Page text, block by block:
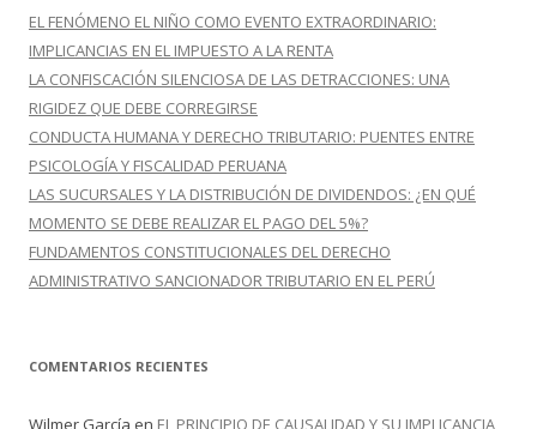
r
:
EL FENÓMENO EL NIÑO COMO EVENTO EXTRAORDINARIO:
IMPLICANCIAS EN EL IMPUESTO A LA RENTA
LA CONFISCACIÓN SILENCIOSA DE LAS DETRACCIONES: UNA
RIGIDEZ QUE DEBE CORREGIRSE
CONDUCTA HUMANA Y DERECHO TRIBUTARIO: PUENTES ENTRE
PSICOLOGÍA Y FISCALIDAD PERUANA
LAS SUCURSALES Y LA DISTRIBUCIÓN DE DIVIDENDOS: ¿EN QUÉ
MOMENTO SE DEBE REALIZAR EL PAGO DEL 5%?
FUNDAMENTOS CONSTITUCIONALES DEL DERECHO
ADMINISTRATIVO SANCIONADOR TRIBUTARIO EN EL PERÚ
COMENTARIOS RECIENTES
Wilmer García en EL PRINCIPIO DE CAUSALIDAD Y SU IMPLICANCIA